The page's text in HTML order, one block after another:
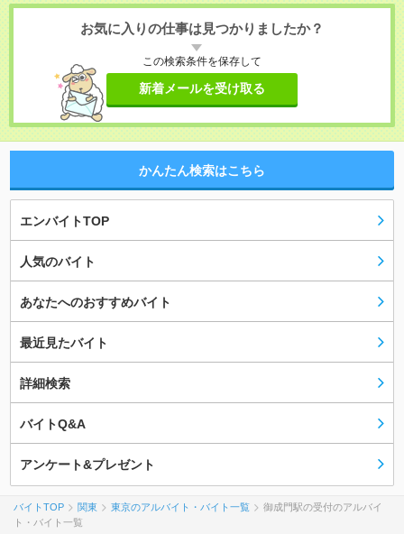
お気に入りの仕事は見つかりましたか？
この検索条件を保存して
新着メールを受け取る
かんたん検索はこちら
エンバイトTOP
人気のバイト
あなたへのおすすめバイト
最近見たバイト
詳細検索
バイトQ&A
アンケート&プレゼント
バイトTOP 関東 東京のアルバイト・バイト一覧
御成門駅の受付のアルバイ
ト・バイト一覧